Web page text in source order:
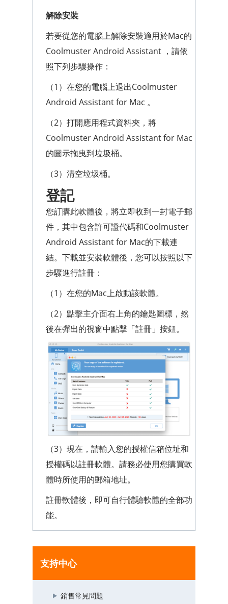
解除安裝
若要從您的電腦上解除安裝適用於Mac的
Coolmuster Android Assistant ，請依
照下列步驟操作：
（1）在您的電腦上退出Coolmuster
Android Assistant for Mac 。
（2）打開應用程式資料夾，將
Coolmuster Android Assistant for Mac
的圖示拖曳到垃圾桶。
（3）清空垃圾桶。
登記
您訂購此軟體後，將立即收到一封電子郵
件，其中包含許可證代碼和Coolmuster
Android Assistant for Mac的下載連
結。下載並安裝軟體後，您可以按照以下
步驟進行註冊：
（1）在您的Mac上啟動該軟體。
（2）點擊主介面右上角的鑰匙圖標，然
後在彈出的視窗中點擊「註冊」按鈕。
（3）現在，請輸入您的授權信箱位址和
授權碼以註冊軟體。請務必使用您購買軟
體時所使用的郵箱地址。
註冊軟體後，即可自行體驗軟體的全部功
能。
支持中心
銷售常見問題